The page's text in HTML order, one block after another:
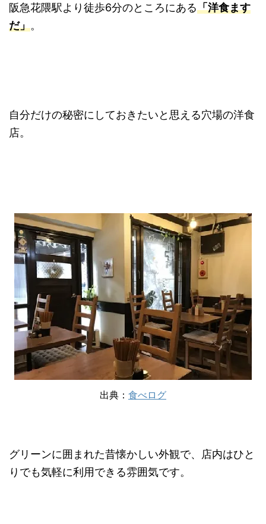
阪急花隈駅より徒歩6分のところにある「洋食ます
だ」。
自分だけの秘密にしておきたいと思える穴場の洋食
店。
出典： 食べログ
グリーンに囲まれた昔懐かしい外観で、店内はひと
りでも気軽に利用できる雰囲気です。